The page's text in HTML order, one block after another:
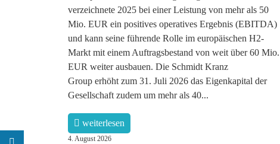
verzeichnete 2025 bei einer Leistung von mehr als 50
Mio. EUR ein positives operatives Ergebnis (EBITDA)
und kann seine führende Rolle im europäischen H2-
Markt mit einem Auftragsbestand von weit über 60 Mio.
EUR weiter ausbauen. Die Schmidt Kranz
Group erhöht zum 31. Juli 2026 das Eigenkapital der
Gesellschaft zudem um mehr als 40...
weiterlesen
4. August 2026